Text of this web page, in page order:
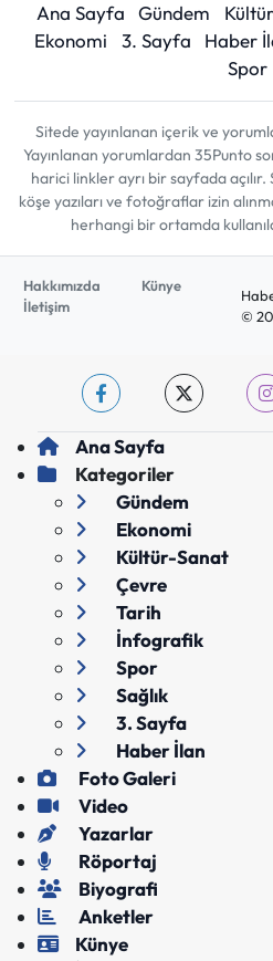
Ana Sayfa Gündem
Ekonomi
3. Sayfa Haber
Spor
Sitede yayınlanan içerik ve
Yayınlanan yorumlardan 35Punto
harici linkler ayrı bir sayfada
köşe yazıları ve fotoğraflar izin
herhangi bir ortamda
Hakkımızda
Künye
İletişim
©
Ana Sayfa
Kategoriler
Gündem
Ekonomi
Kültür-Sanat
Çevre
Tarih
İnfografik
Spor
Sağlık
3. Sayfa
Haber İlan
Foto Galeri
Video
Yazarlar
Röportaj
Biyografi
Anketler
Künye